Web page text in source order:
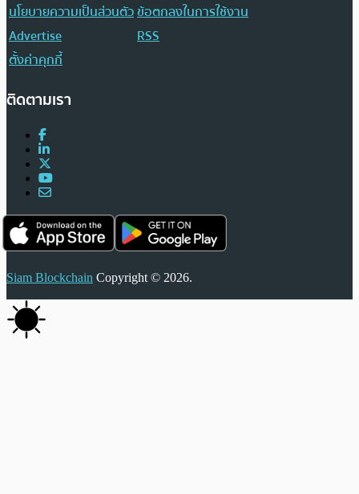
นโยบายความเป็นส่วนตัวข้อตกลงในการใช้งาน
Advertise
RSS
ตั้งค่าคุกกี้
ติดตามเรา
Siam Blockchain Copyright © 2026.